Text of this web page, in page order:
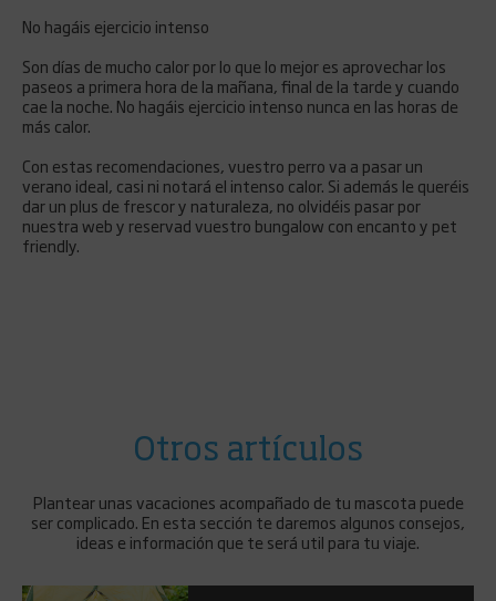
No hagáis ejercicio intenso
Son días de mucho calor por lo que lo mejor es aprovechar los
paseos a primera hora de la mañana, final de la tarde y cuando
cae la noche. No hagáis ejercicio intenso nunca en las horas de
más calor.
Con estas recomendaciones, vuestro perro va a pasar un
verano ideal, casi ni notará el intenso calor. Si además le queréis
dar un plus de frescor y naturaleza, no olvidéis pasar por
nuestra web y reservad vuestro bungalow con encanto y pet
friendly.
Otros artículos
Plantear unas vacaciones acompañado de tu mascota puede
ser complicado. En esta sección te daremos algunos consejos,
ideas e información que te será util para tu viaje.